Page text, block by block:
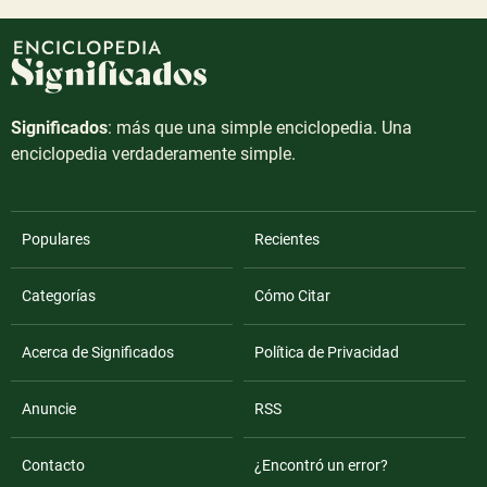
Significados: más que una simple enciclopedia. Una
enciclopedia verdaderamente simple.
Populares Recientes
Categorías Cómo Citar
Acerca de Significados Política de Privacidad
Anuncie RSS
Contacto ¿Encontró un error?